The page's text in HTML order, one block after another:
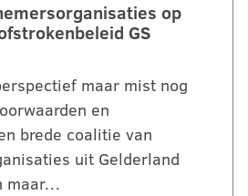
op
GS
maar mist nog
en
brede coalitie van
uit Gelderland
maar…